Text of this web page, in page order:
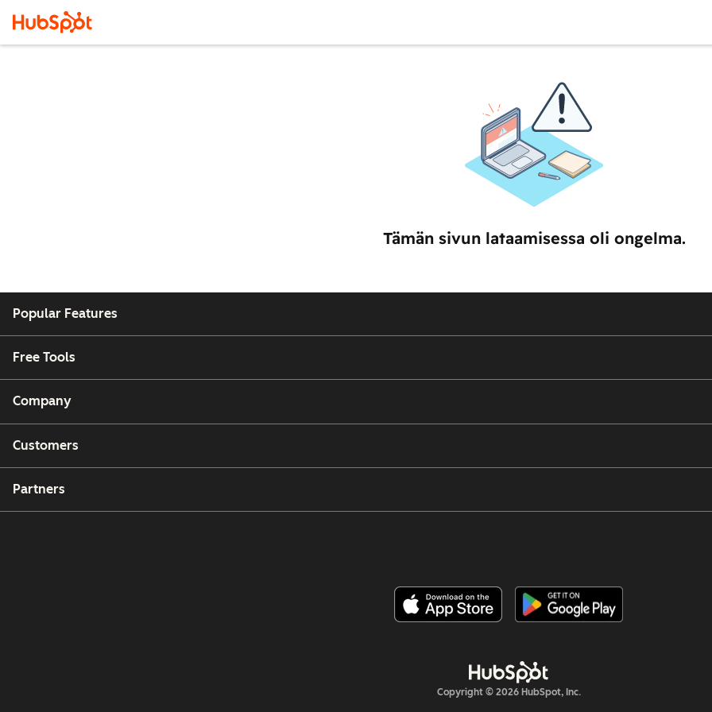
Tämän sivun lataamisessa oli ongelma.
Popular Features
Free Tools
Company
Customers
Partners
Copyright © 2026 HubSpot, Inc.